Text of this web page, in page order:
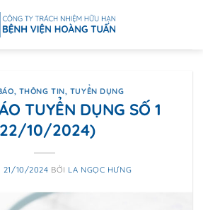
, THÔNG TIN, TUYỂN DỤNG
TUYỂN DỤNG SỐ 1
10/2024)
21/10/2024 BỞI LA NGỌC HƯNG